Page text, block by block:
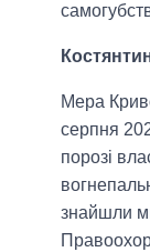
Мера
серпня
порозі
знайшли